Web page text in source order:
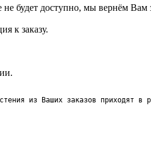
будет доступно, мы вернём Вам
к заказу.
из Ваших заказов